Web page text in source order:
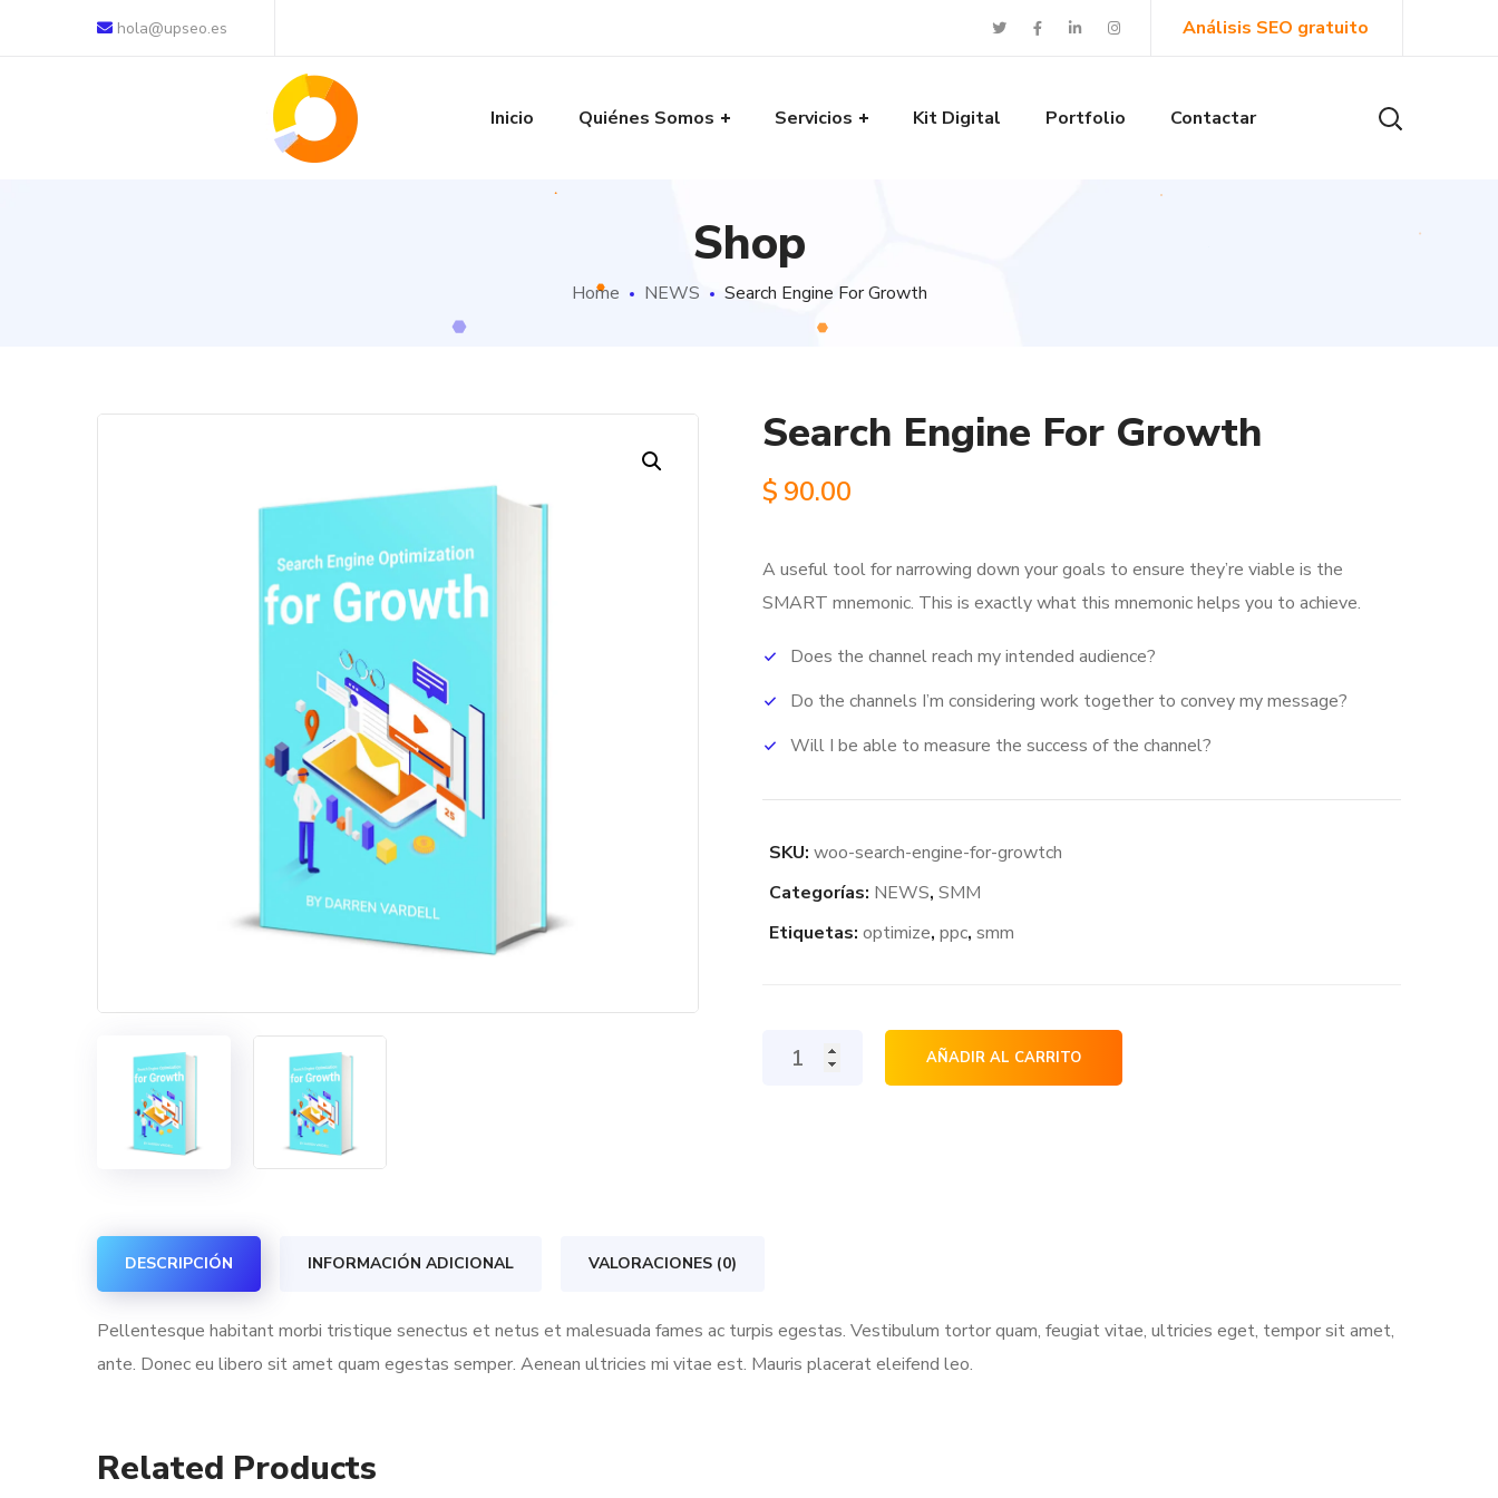
hola@upseo.es Análisis SEO gratuito
Inicio Quiénes Somos Servicios Kit Digital Portfolio Contactar
Shop
Home NEWS Search Engine For Growth
Search Engine For Growth
$ 90.00
A useful tool for narrowing down your goals to ensure they’re viable is the
SMART mnemonic. This is exactly what this mnemonic helps you to achieve.
Does the channel reach my intended audience?
Do the channels I’m considering work together to convey my message?
Will I be able to measure the success of the channel?
SKU: woo-search-engine-for-growtch
Categorías: NEWS, SMM
Etiquetas: optimize, ppc, smm
Search
AÑADIR AL CARRITO
DESCRIPCIÓN INFORMACIÓN ADICIONAL VALORACIONES (0)
Pellentesque habitant morbi tristique senectus et netus et malesuada fames ac turpis egestas. Vestibulum tortor quam, feugiat vitae, ultricies eget, tempor sit amet,
ante. Donec eu libero sit amet quam egestas semper. Aenean ultricies mi vitae est. Mauris placerat eleifend leo.
Related Products